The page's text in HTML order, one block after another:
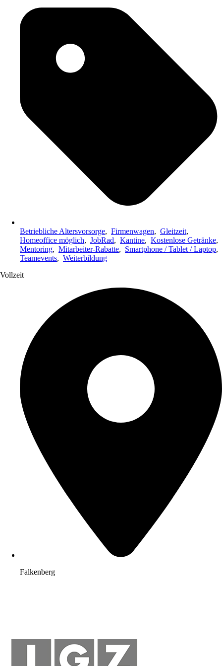
Betriebliche Altersvorsorge, Firmenwagen, Gleitzeit,
Homeoffice möglich, JobRad, Kantine, Kostenlose Getränke,
Mentoring, Mitarbeiter-Rabatte, Smartphone / Tablet / Laptop,
Teamevents, Weiterbildung
Vollzeit
Falkenberg